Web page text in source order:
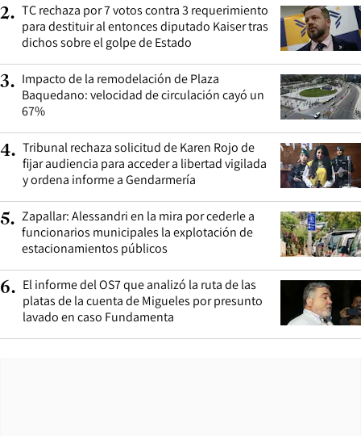
2. TC rechaza por 7 votos contra 3 requerimiento
para destituir al entonces diputado Kaiser tras
dichos sobre el golpe de Estado
3. Impacto de la remodelación de Plaza
Baquedano: velocidad de circulación cayó un
67%
4. Tribunal rechaza solicitud de Karen Rojo de
fijar audiencia para acceder a libertad vigilada
y ordena informe a Gendarmería
5. Zapallar: Alessandri en la mira por cederle a
funcionarios municipales la explotación de
estacionamientos públicos
6. El informe del OS7 que analizó la ruta de las
platas de la cuenta de Migueles por presunto
lavado en caso Fundamenta